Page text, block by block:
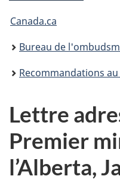
Vous
êtes
ici :
Canada.ca
Bureau de l'ombudsman
Recommandations
Lettre
Premier
l’Alberta,